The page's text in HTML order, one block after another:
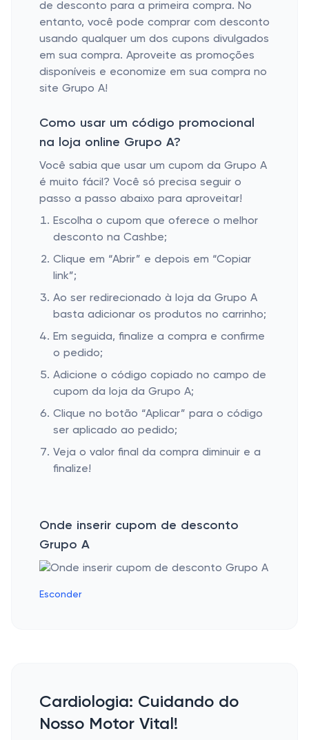
de desconto para a primeira compra. No
entanto, você pode comprar com desconto
usando qualquer um dos cupons divulgados
em sua compra. Aproveite as promoções
disponíveis e economize em sua compra no
site Grupo A!
Como usar um código promocional
na loja online Grupo A?
Você sabia que usar um cupom da Grupo A
é muito fácil? Você só precisa seguir o
passo a passo abaixo para aproveitar!
Escolha o cupom que oferece o melhor
desconto na Cashbe;
Clique em “Abrir” e depois em “Copiar
link”;
Ao ser redirecionado à loja da Grupo A
basta adicionar os produtos no carrinho;
Em seguida, finalize a compra e confirme
o pedido;
Adicione o código copiado no campo de
cupom da loja da Grupo A;
Clique no botão “Aplicar” para o código
ser aplicado ao pedido;
Veja o valor final da compra diminuir e a
finalize!
Onde inserir cupom de desconto
Grupo A
Esconder
Cardiologia: Cuidando do
Nosso Motor Vital!